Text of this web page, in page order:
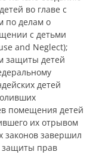
во главе с
по делам о
с детьми
and Neglect);
защиты детей
детей
помещения детей
их отрывом
законов завершил
защиты прав